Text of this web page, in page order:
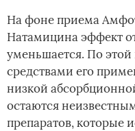
На фоне приема
Натамицина эффект
уменьшается. По
средствами его
низкой
остаются
препаратов, которые